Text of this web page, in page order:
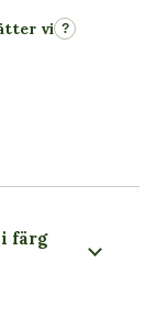
vi ?
färg